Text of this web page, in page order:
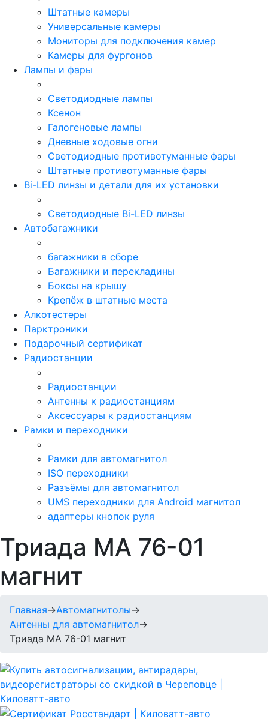
Штатные камеры
Универсальные камеры
Мониторы для подключения камер
Камеры для фургонов
Лампы и фары
Светодиодные лампы
Ксенон
Галогеновые лампы
Дневные ходовые огни
Светодиодные противотуманные фары
Штатные противотуманные фары
Bi-LED линзы и детали для их установки
Светодиодные Bi-LED линзы
Автобагажники
багажники в сборе
Багажники и перекладины
Боксы на крышу
Крепёж в штатные места
Алкотестеры
Парктроники
Подарочный сертификат
Радиостанции
Радиостанции
Антенны к радиостанциям
Аксессуары к радиостанциям
Рамки и переходники
Рамки для автомагнитол
ISO переходники
Разъёмы для автомагнитол
UMS переходники для Android магнитол
адаптеры кнопок руля
Триада MA 76-01
магнит
Главная→Автомагнитолы→
Антенны для автомагнитол→
Триада MA 76-01 магнит